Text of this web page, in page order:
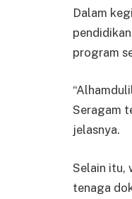
Dalam
program
Seragam
jelasnya.
Selain itu,
tenaga